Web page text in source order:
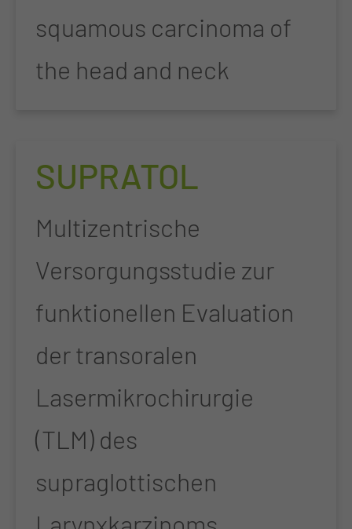
squamous carcinoma of
the head and neck
SUPRATOL
Multizentrische
Versorgungsstudie zur
funktionellen Evaluation
der transoralen
Lasermikrochirurgie
(TLM) des
supraglottischen